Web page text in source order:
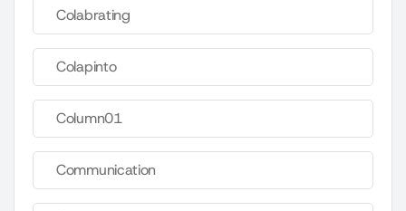
Colabrating
Colapinto
Column01
Communication